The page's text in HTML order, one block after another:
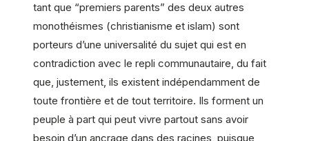
tant que “premiers parents” des deux autres
monothéismes (christianisme et islam) sont
porteurs d’une universalité du sujet qui est en
contradiction avec le repli communautaire, du fait
que, justement, ils existent indépendamment de
toute frontière et de tout territoire. Ils forment un
peuple à part qui peut vivre partout sans avoir
besoin d’un ancrage dans des racines, puisque